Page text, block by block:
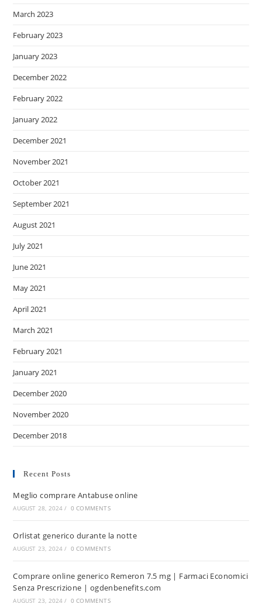
March 2023
February 2023
January 2023
December 2022
February 2022
January 2022
December 2021
November 2021
October 2021
September 2021
August 2021
July 2021
June 2021
May 2021
April 2021
March 2021
February 2021
January 2021
December 2020
November 2020
December 2018
Recent Posts
Meglio comprare Antabuse online
AUGUST 28, 2024 / 0 COMMENTS
Orlistat generico durante la notte
AUGUST 23, 2024 / 0 COMMENTS
Comprare online generico Remeron 7.5 mg | Farmaci Economici
Senza Prescrizione | ogdenbenefits.com
AUGUST 23, 2024 / 0 COMMENTS